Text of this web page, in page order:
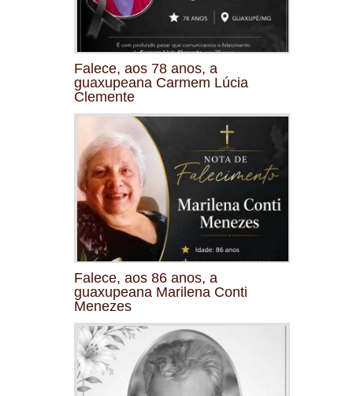
Falece, aos 78 anos, a
guaxupeana Carmem Lúcia
Clemente
Falece, aos 86 anos, a
guaxupeana Marilena Conti
Menezes